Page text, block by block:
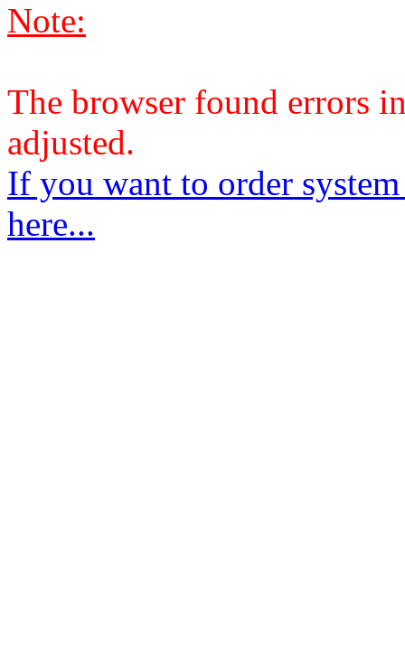
Note:
The browser found errors
adjusted.
If you want to order
here...